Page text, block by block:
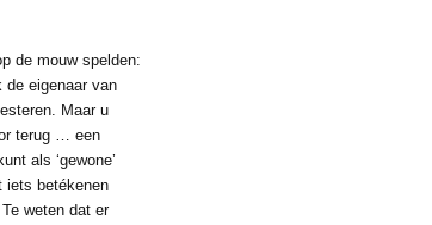
de mouw spelden:
de eigenaar van
Maar u
terug … een
als ‘gewone’
iets betékenen
weten dat er